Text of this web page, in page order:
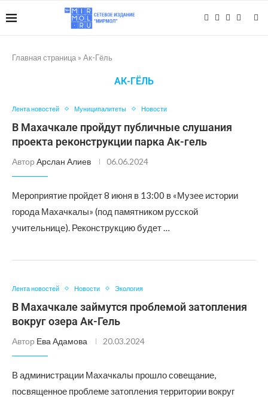
Главная страница » Ак-Гёль
АК-ГЁЛЬ
Лента новостей Муниципалитеты Новости
В Махачкале пройдут публичные слушания
проекта реконструкции парка Ак-гель
Автор Арслан Алиев 06.06.2024
Мероприятие пройдет 8 июня в 13:00 в «Музее истории
города Махачкалы» (под памятником русской
учительнице). Реконструкцию будет …
Лента новостей Новости Экология
В Махачкале займутся проблемой затопления
вокруг озера Ак-Гель
Автор Ева Адамова 20.03.2024
В администрации Махачкалы прошло совещание,
посвященное проблеме затопления территории вокруг